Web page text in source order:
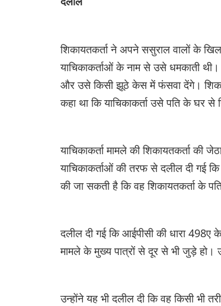
शिकायतकर्ता ने अपने ससुराल वालों के
याचिकाकर्ताओं के नाम से उसे धमकाती
और उसे किसी झूठे केस में फंसवा देंगे।
कहा था कि याचिकाकर्ता उसे पति के घर
याचिकाकर्ता मामले की शिकायतकर्ता की
याचिकाकर्ताओं की तरफ से दलील दी गई
की जा सकती है कि वह शिकायतकर्ता के
दलील दी गई कि आईपीसी की धारा
मामले के मुख्य पात्रों से दूर से भी जुड़े हो।
उन्होंने यह भी दलील दी कि वह किसी भी